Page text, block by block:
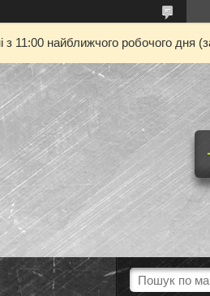
11:00 найближчого робочого дня